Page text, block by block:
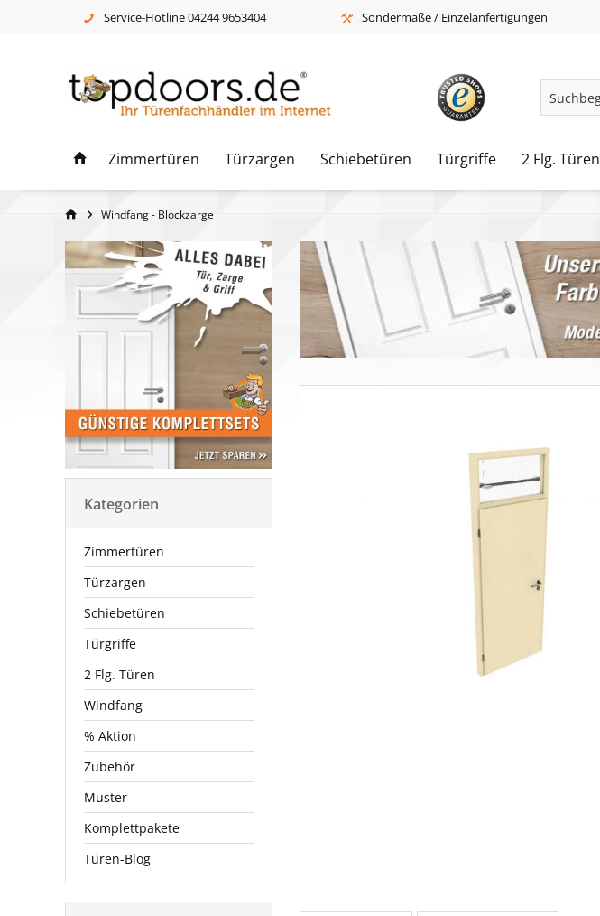
Service-Hotline 04244 9653404 Sondermaße / Einzelanfertigungen
Zimmertüren Türzargen Schiebetüren Türgriffe 2 Flg. Türen
Windfang - Blockzarge
Kategorien
Zimmertüren
Türzargen
Schiebetüren
Türgriffe
2 Flg. Türen
Windfang
% Aktion
Zubehör
Muster
Komplettpakete
Türen-Blog